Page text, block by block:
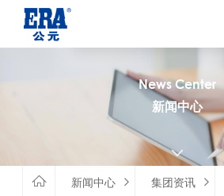
News Center
新闻中心
 新闻中心  集团资讯 